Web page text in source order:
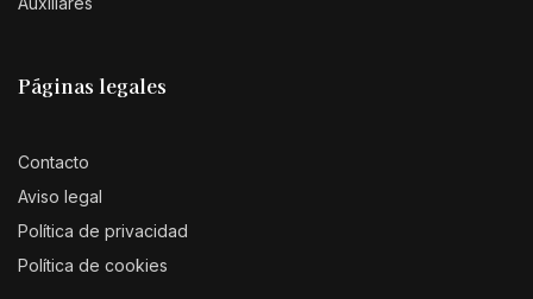
Páginas legales
Contacto
Aviso legal
Política de privacidad
Política de cookies